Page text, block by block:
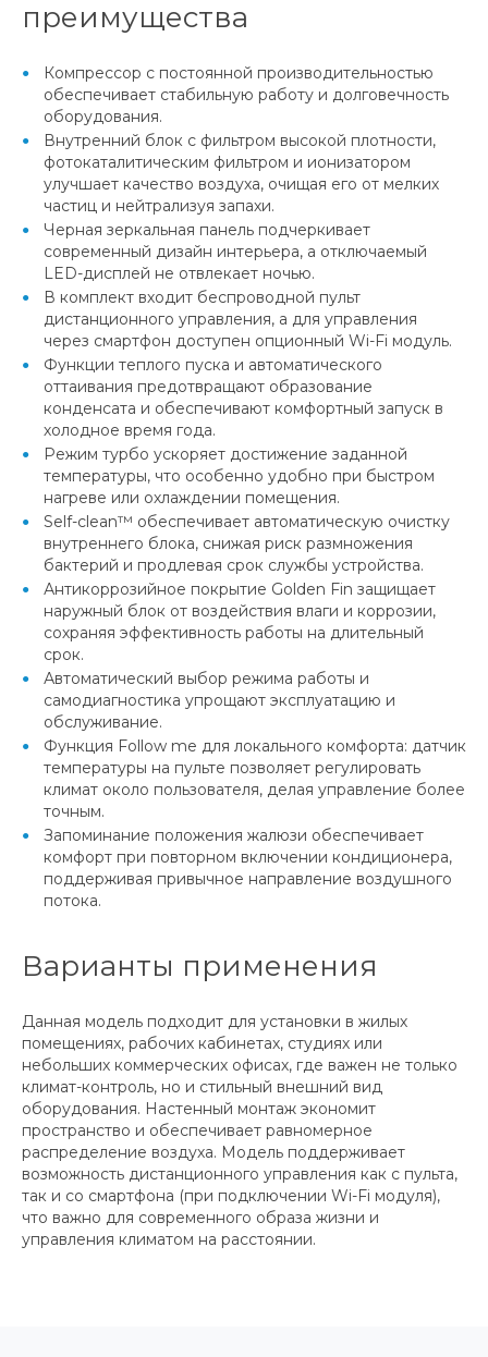
преимущества
Компрессор с постоянной производительностью
обеспечивает стабильную работу и долговечность
оборудования.
Внутренний блок с фильтром высокой плотности,
фотокаталитическим фильтром и ионизатором
улучшает качество воздуха, очищая его от мелких
частиц и нейтрализуя запахи.
Черная зеркальная панель подчеркивает
современный дизайн интерьера, а отключаемый
LED-дисплей не отвлекает ночью.
В комплект входит беспроводной пульт
дистанционного управления, а для управления
через смартфон доступен опционный Wi-Fi модуль.
Функции теплого пуска и автоматического
оттаивания предотвращают образование
конденсата и обеспечивают комфортный запуск в
холодное время года.
Режим турбо ускоряет достижение заданной
температуры, что особенно удобно при быстром
нагреве или охлаждении помещения.
Self-clean™ обеспечивает автоматическую очистку
внутреннего блока, снижая риск размножения
бактерий и продлевая срок службы устройства.
Антикоррозийное покрытие Golden Fin защищает
наружный блок от воздействия влаги и коррозии,
сохраняя эффективность работы на длительный
срок.
Автоматический выбор режима работы и
самодиагностика упрощают эксплуатацию и
обслуживание.
Функция Follow me для локального комфорта: датчик
температуры на пульте позволяет регулировать
климат около пользователя, делая управление более
точным.
Запоминание положения жалюзи обеспечивает
комфорт при повторном включении кондиционера,
поддерживая привычное направление воздушного
потока.
Варианты применения
Данная модель подходит для установки в жилых
помещениях, рабочих кабинетах, студиях или
небольших коммерческих офисах, где важен не только
климат-контроль, но и стильный внешний вид
оборудования. Настенный монтаж экономит
пространство и обеспечивает равномерное
распределение воздуха. Модель поддерживает
возможность дистанционного управления как с пульта,
так и со смартфона (при подключении Wi-Fi модуля),
что важно для современного образа жизни и
управления климатом на расстоянии.